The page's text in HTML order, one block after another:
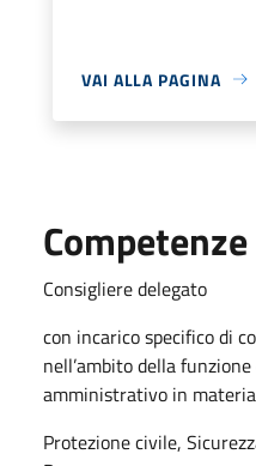
VAI ALLA PAGINA
Competenze
Consigliere delegato
con incarico specifico di
nell’ambito della
amministrativo in
Protezione civile,